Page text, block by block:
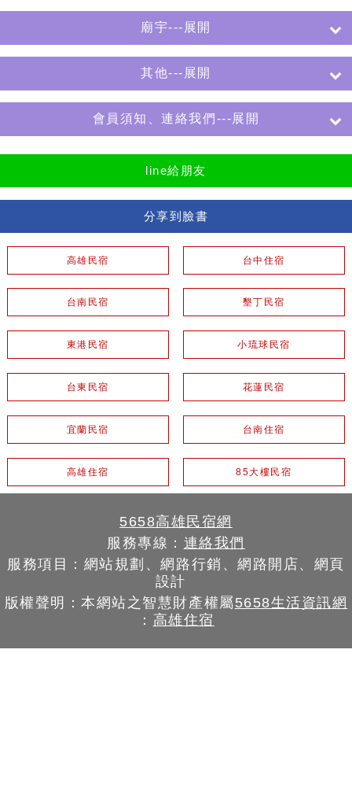
廟宇---展開
其他---展開
會員須知、連絡我們---展開
line給朋友
分享到臉書
高雄民宿 台中住宿
台南民宿 墾丁民宿
東港民宿 小琉球民宿
台東民宿 花蓮民宿
宜蘭民宿 台南住宿
高雄住宿 85大樓民宿
5658高雄民宿網
服務專線： 連絡我們
服務項目：網站規劃、網路行銷、網路開店、網頁
設計
版權聲明：本網站之智慧財產權屬5658生活資訊網
： 高雄住宿